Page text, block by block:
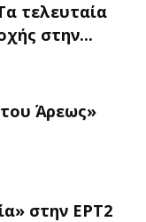
τελευταία
στην...
Άρεως»
στην ΕΡΤ2